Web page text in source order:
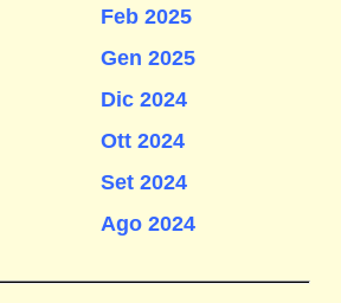
Feb 2025
Gen 2025
Dic 2024
Ott 2024
Set 2024
Ago 2024